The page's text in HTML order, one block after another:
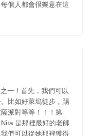
個人都會很樂意在這
一！首先，我們可以
比如好萊塢徒步，踢
派對等等！！！第
是那裡最好的老師
們可以從她那裡獲得